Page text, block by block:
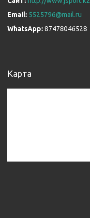
5525796@mail.ru
87478046528
Карта